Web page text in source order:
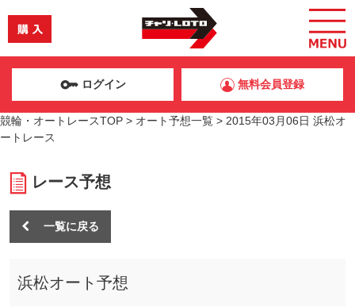
ログイン 無料会員登録
競輪・オートレースTOP > オート予想一覧 > 2015年03月06日 浜松オ
ートレース
レース予想
一覧に戻る
浜松オート予想